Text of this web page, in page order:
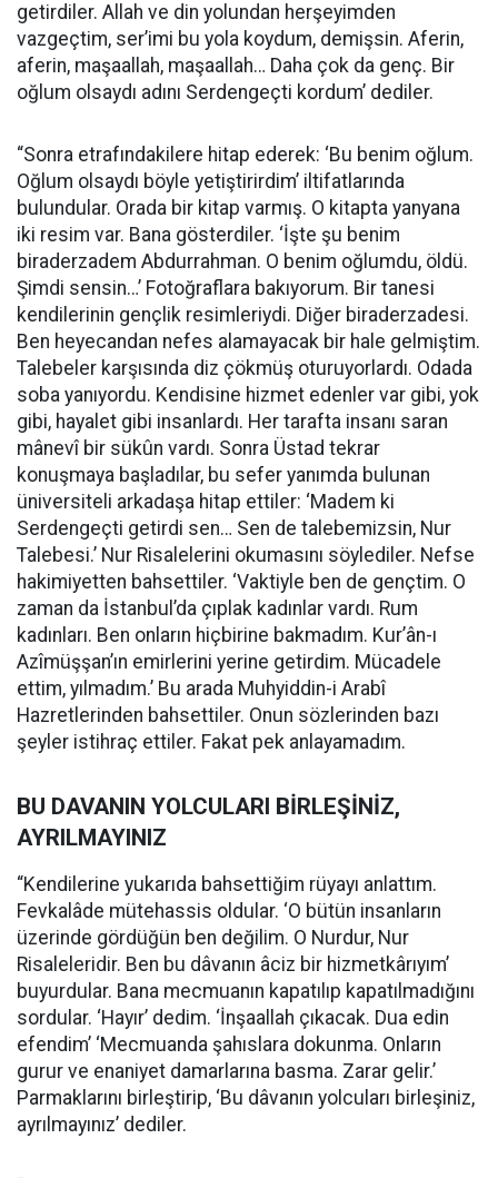
getirdiler. Allah ve din yolundan herşeyimden
vazgeçtim, ser’imi bu yola koydum, demişsin. Aferin,
aferin, maşaallah, maşaallah… Daha çok da genç. Bir
oğlum olsaydı adını Serdengeçti kordum’ dediler.
“Sonra etrafındakilere hitap ederek: ‘Bu benim oğlum.
Oğlum olsaydı böyle yetiştirirdim’ iltifatlarında
bulundular. Orada bir kitap varmış. O kitapta yanyana
iki resim var. Bana gösterdiler. ‘İşte şu benim
biraderzadem Abdurrahman. O benim oğlumdu, öldü.
Şimdi sensin…’ Fotoğraflara bakıyorum. Bir tanesi
kendilerinin gençlik resimleriydi. Diğer biraderzadesi.
Ben heyecandan nefes alamayacak bir hale gelmiştim.
Talebeler karşısında diz çökmüş oturuyorlardı. Odada
soba yanıyordu. Kendisine hizmet edenler var gibi, yok
gibi, hayalet gibi insanlardı. Her tarafta insanı saran
mânevî bir sükûn vardı. Sonra Üstad tekrar
konuşmaya başladılar, bu sefer yanımda bulunan
üniversiteli arkadaşa hitap ettiler: ‘Madem ki
Serdengeçti getirdi sen… Sen de talebemizsin, Nur
Talebesi.’ Nur Risalelerini okumasını söylediler. Nefse
hakimiyetten bahsettiler. ‘Vaktiyle ben de gençtim. O
zaman da İstanbul’da çıplak kadınlar vardı. Rum
kadınları. Ben onların hiçbirine bakmadım. Kur’ân-ı
Azîmüşşan’ın emirlerini yerine getirdim. Mücadele
ettim, yılmadım.’ Bu arada Muhyiddin-i Arabî
Hazretlerinden bahsettiler. Onun sözlerinden bazı
şeyler istihraç ettiler. Fakat pek anlayamadım.
BU DAVANIN YOLCULARI BİRLEŞİNİZ,
AYRILMAYINIZ
“Kendilerine yukarıda bahsettiğim rüyayı anlattım.
Fevkalâde mütehassis oldular. ‘O bütün insanların
üzerinde gördüğün ben değilim. O Nurdur, Nur
Risaleleridir. Ben bu dâvanın âciz bir hizmetkârıyım’
buyurdular. Bana mecmuanın kapatılıp kapatılmadığını
sordular. ‘Hayır’ dedim. ‘İnşaallah çıkacak. Dua edin
efendim’ ‘Mecmuanda şahıslara dokunma. Onların
gurur ve enaniyet damarlarına basma. Zarar gelir.’
Parmaklarını birleştirip, ‘Bu dâvanın yolcuları birleşiniz,
ayrılmayınız’ dediler.